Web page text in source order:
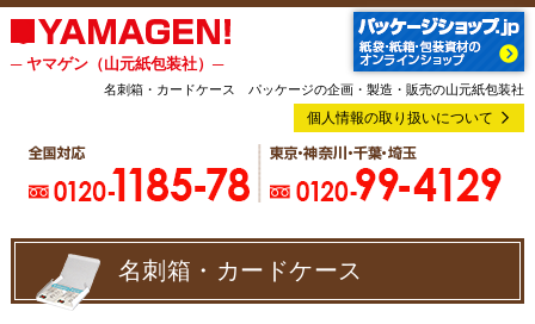
─ ヤマゲン（山元紙包装社）─
名刺箱・カードケース パッケージの企画・製造・販売の山元紙包装社
個人情報の取り扱いについて
名刺箱・カードケース